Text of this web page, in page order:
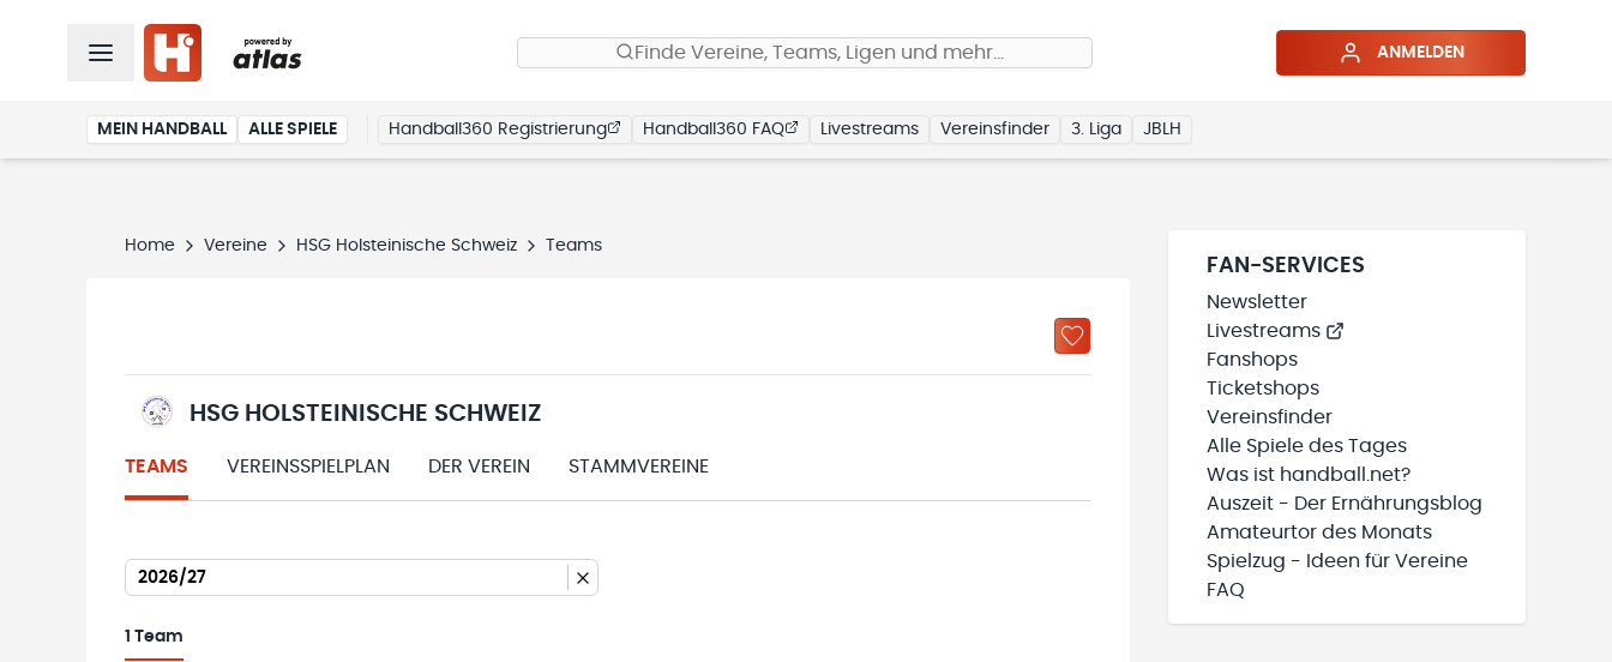
Finde Vereine, Teams, Ligen und mehr… ANMELDEN
MEIN HANDBALL ALLE SPIELE Handball360 Registrierung Handball360 FAQ Livestreams Vereinsfinder 3. Liga JBLH
Home Vereine HSG Holsteinische Schweiz Teams
HSG HOLSTEINISCHE SCHWEIZ
TEAMS VEREINSSPIELPLAN DER VEREIN STAMMVEREINE
2026/27
1 Team
FAN-SERVICES
Newsletter
Livestreams
Fanshops
Ticketshops
Vereinsfinder
Alle Spiele des Tages
Was ist handball.net?
Auszeit - Der Ernährungsblog
Amateurtor des Monats
Spielzug - Ideen für Vereine
FAQ